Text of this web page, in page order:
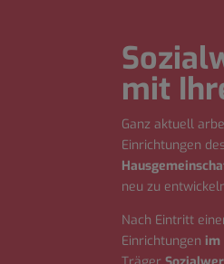
mit
Ganz aktuell
Einrichtungen des
neu zu
Nach Eintritt
Einrichtungen im